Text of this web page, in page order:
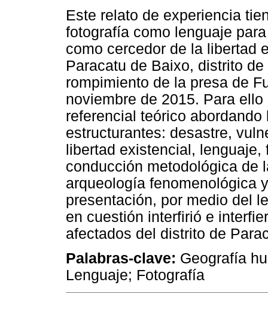
Este relato de experiencia
fotografía como lenguaje
como cercedor de la libertad
Paracatu de Baixo, distrito
rompimiento de la presa de
noviembre de 2015. Para
referencial teórico
estructurantes: desastre,
libertad existencial,
conducción metodológica de
arqueología fenomenológica
presentación, por medio del
en cuestión interfirió e
afectados del distrito de
Palabras-clave: Geografía
Lenguaje; Fotografía